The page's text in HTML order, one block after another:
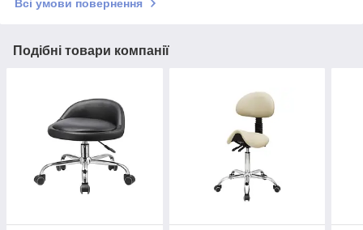
Всі умови повернення
Подібні товари компанії